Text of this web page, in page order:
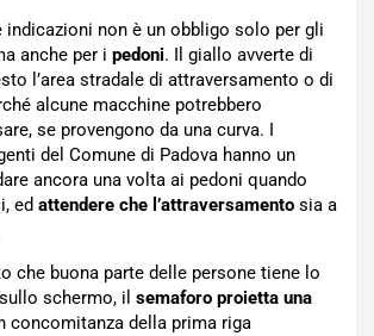
indicazioni non è un obbligo solo per gli
anche per i pedoni. Il giallo avverte di
l’area stradale di attraversamento o di
alcune macchine potrebbero
se provengono da una curva. I
del Comune di Padova hanno un
ancora una volta ai pedoni quando
ed attendere che l’attraversamento sia a
che buona parte delle persone tiene lo
schermo, il semaforo proietta una
concomitanza della prima riga